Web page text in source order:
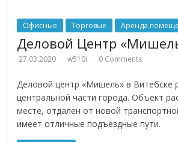
Офисные Торговые Аренда
Деловой Центр
27.03.2020 w510i 0 Comments
Деловой центр «Мишель» в Витебске
центральной части города. Объект
месте, отдален от новой
имеет отличные подъездные пути.